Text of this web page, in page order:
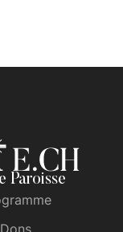
Paroisse
Dons